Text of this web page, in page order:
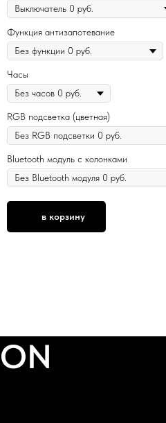
Функция антизапотевание
Часы
RGB подсветка (цветная)
Bluetooth модуль с колонками
в корзину